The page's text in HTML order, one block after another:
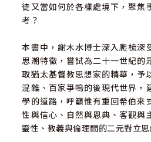
徒又當如何於各樣處境下，聚焦
考？
本書中，謝木水博士深入爬梳深
思潮特徵，嘗試為二十一世紀的
取猶太基督教思想家的精華，予
混雜、百家爭鳴的後現代世界，
學的道路，呼籲惟有重回希伯來
性與信心、自然與恩典、客觀與
靈性、教義與倫理間的二元對立思